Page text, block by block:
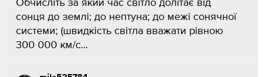
Обчисліть за який час світло долітає від
сонця до землі; до нептуна; до межі сонячної
системи; (швидкість світла вважати рівною
300 000 км/с...